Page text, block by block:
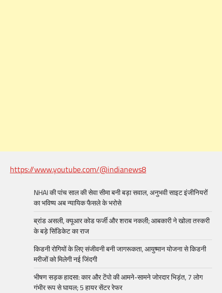
https://www.youtube.com/@indianews8
NHAI की पांच साल की सेवा सीमा बनी बड़ा सवाल, अनुभवी साइट इंजीनियरों
का भविष्य अब न्यायिक फैसले के भरोसे
ब्रांड असली, क्यूआर कोड फर्जी और शराब नकली; आबकारी ने खोला तस्करी
के बड़े सिंडिकेट का राज
किडनी रोगियों के लिए संजीवनी बनी जागरूकता, आयुष्मान योजना से किडनी
मरीजों को मिलेगी नई जिंदगी
भीषण सड़क हादसा: कार और टेंपो की आमने-सामने जोरदार भिड़ंत, 7 लोग
गंभीर रूप से घायल; 5 हायर सेंटर रेफर​